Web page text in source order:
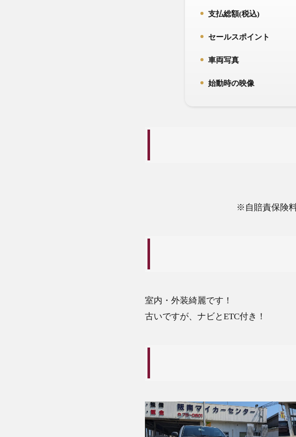
1.
支払総額(税込)
セールスポイント
車両写真
4.
始動時の映像
※自賠責保険
室内・外装綺麗です！
古いですが、ナビとETC付き！